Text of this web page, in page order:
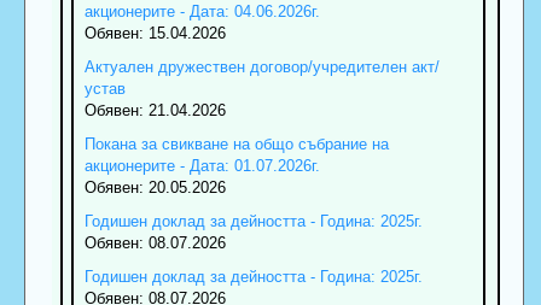
акционерите - Дата: 04.06.2026г.
Обявен: 15.04.2026
Актуален дружествен договор/учредителен акт/
устав
Обявен: 21.04.2026
Покана за свикване на общо събрание на
акционерите - Дата: 01.07.2026г.
Обявен: 20.05.2026
Годишен доклад за дейността - Година: 2025г.
Обявен: 08.07.2026
Годишен доклад за дейността - Година: 2025г.
Обявен: 08.07.2026